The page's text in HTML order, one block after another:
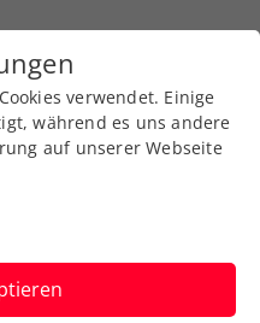
in die
verwendet. Einige
während es uns andere
auf unserer Webseite